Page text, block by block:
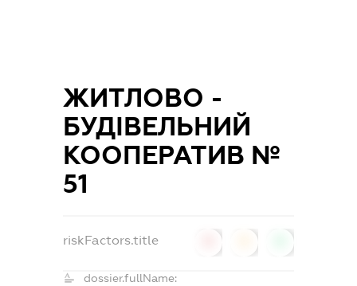
ЖИТЛОВО -
БУДІВЕЛЬНИЙ
КООПЕРАТИВ №
51
riskFactors.title
dossier.fullName: